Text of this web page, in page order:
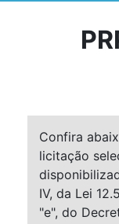
Confira
licitação
IV, da Lei
"e", do